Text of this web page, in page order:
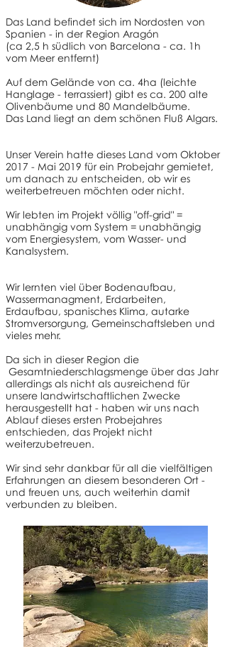
Das Land befindet sich im Nordosten von
Spanien - in der Region Aragón
(ca 2,5 h südlich von Barcelona - ca. 1h
vom Meer entfernt)
Auf dem Gelände von ca. 4ha (leichte
Hanglage - terrassiert) gibt es ca. 200 alte
Olivenbäume und 80 Mandelbäume.
Das Land liegt an dem schönen Fluß Algars.
Unser Verein hatte dieses Land vom Oktober
2017 - Mai 2019 für ein Probejahr gemietet,
um danach zu entscheiden, ob wir es
weiterbetreuen möchten oder nicht.
Wir lebten im Projekt völlig "off-grid" =
unabhängig vom System = unabhängig
vom Energiesystem, vom Wasser- und
Kanalsystem.
Wir lernten viel über Bodenaufbau,
Wassermanagment, Erdarbeiten,
Erdaufbau, spanisches Klima, autarke
Stromversorgung, Gemeinschaftsleben und
vieles mehr.
Da sich in dieser Region die
Gesamtniederschlagsmenge über das Jahr
allerdings als nicht als ausreichend für
unsere landwirtschaftlichen Zwecke
herausgestellt hat - haben wir uns nach
Ablauf dieses ersten Probejahres
entschieden, das Projekt nicht
weiterzubetreuen.
Wir sind sehr dankbar für all die vielfältigen
Erfahrungen an diesem besonderen Ort -
und freuen uns, auch weiterhin damit
verbunden zu bleiben.